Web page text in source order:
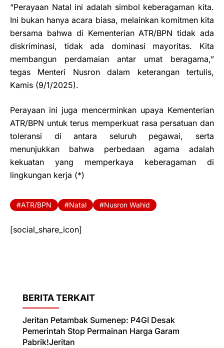
“Perayaan Natal ini adalah simbol keberagaman kita.
Ini bukan hanya acara biasa, melainkan komitmen kita
bersama bahwa di Kementerian ATR/BPN tidak ada
diskriminasi, tidak ada dominasi mayoritas. Kita
membangun perdamaian antar umat beragama,”
tegas Menteri Nusron dalam keterangan tertulis,
Kamis (9/1/2025).
Perayaan ini juga mencerminkan upaya Kementerian
ATR/BPN untuk terus memperkuat rasa persatuan dan
toleransi di antara seluruh pegawai, serta
menunjukkan bahwa perbedaan agama adalah
kekuatan yang memperkaya keberagaman di
lingkungan kerja (*)
ATR/BPN Natal Nusron Wahid
[social_share_icon]
BERITA TERKAIT
Jeritan Petambak Sumenep: P4GI Desak
Pemerintah Stop Permainan Harga Garam
Pabrik!Jeritan